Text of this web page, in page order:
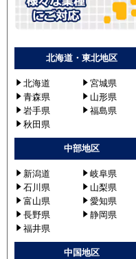
北海道・東北地区
北海道
宮城県
青森県
山形県
岩手県
福島県
秋田県
中部地区
新潟道
岐阜県
石川県
山梨県
富山県
愛知県
長野県
静岡県
福井県
中国地区